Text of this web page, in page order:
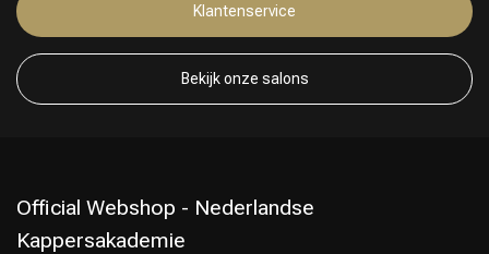
Klantenservice
Bekijk onze salons
Official Webshop - Nederlandse
Kappersakademie